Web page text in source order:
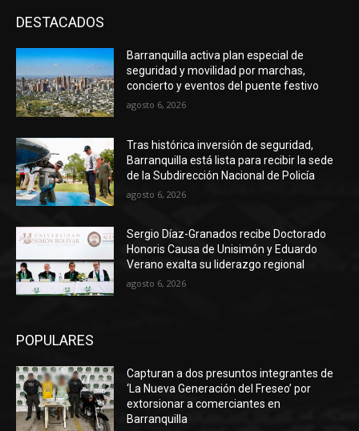
DESTACADOS
Barranquilla activa plan especial de
seguridad y movilidad por marchas,
concierto y eventos del puente festivo
agosto 6, 2026
Tras histórica inversión de seguridad,
Barranquilla está lista para recibir la sede
de la Subdirección Nacional de Policía
agosto 6, 2026
Sergio Díaz-Granados recibe Doctorado
Honoris Causa de Unisimón y Eduardo
Verano exalta su liderazgo regional
agosto 6, 2026
POPULARES
Capturan a dos presuntos integrantes de
‘La Nueva Generación del Freseo’ por
extorsionar a comerciantes en
Barranquilla